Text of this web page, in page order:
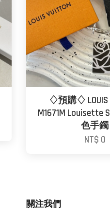
♢預購♢ LOUIS
M1671M Louisette
色手鐲
NT$ 0
關注我們